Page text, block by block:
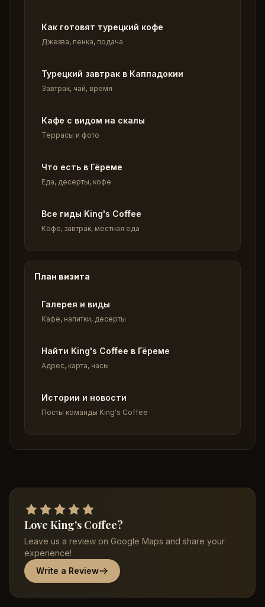
Как готовят турецкий кофе
Джезва, пенка, подача
Турецкий завтрак в Каппадокии
Завтрак, чай, время
Кафе с видом на скалы
Террасы и фото
Что есть в Гёреме
Еда, десерты, кофе
Все гиды King's Coffee
Кофе, завтрак, местная еда
План визита
Галерея и виды
Кафе, напитки, десерты
Найти King's Coffee в Гёреме
Адрес, карта, часы
Истории и новости
Посты команды King's Coffee
Love King's Coffee?
Leave us a review on Google Maps and share your
experience!
Write a Review